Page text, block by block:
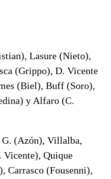
Lasure (Nieto),
(Grippo), D. Vicente
(Biel), Buff (Soro),
y Alfaro (C.
(Azón), Villalba,
Vicente), Quique
Carrasco (Fousenni),